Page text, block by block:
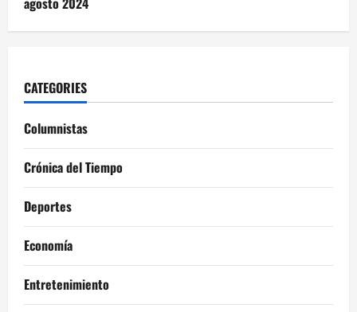
CATEGORIES
Columnistas
Crónica del Tiempo
Deportes
Economía
Entretenimiento